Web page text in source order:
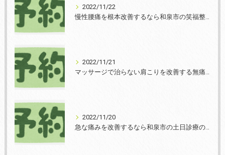
2022/11/22
慢性腰痛を根本改善するなら和泉市の笑福整骨院【2022年11月22日の予約状況】
2022/11/21
マッサージで治らない肩こりを改善する無痛整体和泉市笑福整骨院【2022年11月21日の予約状況】
2022/11/20
急な痛みを改善するなら和泉市の土日診療の笑福整骨院【2022年11月20日の予約状況】